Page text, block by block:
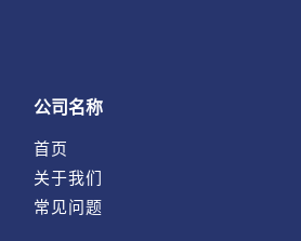
公司名称
首页
关于我们
常见问题